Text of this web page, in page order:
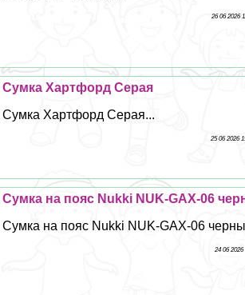
26 06 2026
Сумка Хартфорд Серая
Сумка Хартфорд Серая...
25 06 2026
Сумка на пояс Nukki NUK-GAX-06
Сумка на пояс Nukki NUK-GAX-06
24 06 2026